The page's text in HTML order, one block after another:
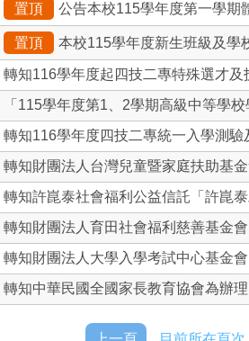
置頂 公告本校115學年度第一學期
置頂 本校115學年度新生班級及學
轉知116學年度起四技二專特殊選才及
「115學年度第1、2學期高級中等學
轉知116學年度四技二專統一入學測驗
轉知財團法人台灣兒童暨家庭扶助基
轉知許崑泰社會福利公益信託「許崑
轉知財團法人育田社會福利慈善基金
轉知財團法人大學入學考試中心基金
轉知中華民國全國家長教育協會為辦